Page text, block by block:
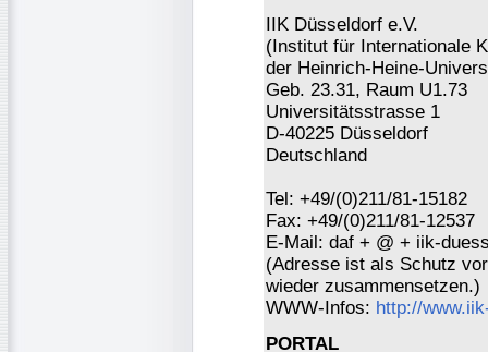
IIK Düsseldorf e.V.
(Institut für Internationale
der Heinrich-Heine-
Geb. 23.31, Raum U1.73
Universitätsstrasse 1
D-40225 Düsseldorf
Deutschland
Tel: +49/(0)211/81-15182
Fax: +49/(0)211/81-12537
E-Mail: daf + @ + iik-
(Adresse ist als Schutz
wieder zusammensetzen.)
WWW-Infos: http://
PORTAL